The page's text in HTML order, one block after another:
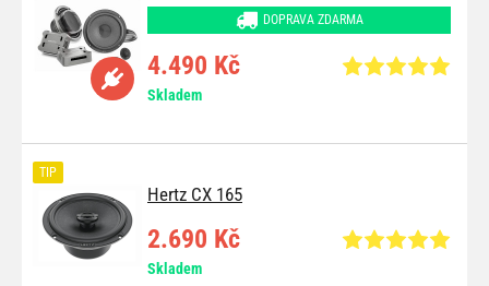
DOPRAVA ZDARMA
4.490 Kč
Skladem
Hertz CX 165
TIP
2.690 Kč
Skladem